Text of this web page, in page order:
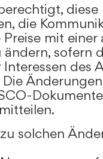
diese
die
mit einer
sofern
des
solchen